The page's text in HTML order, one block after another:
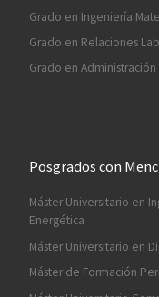
Grado en Ingeniería
Grado en Relaciones
Grado en
Posgrados con
Máster Universitario en
Energética
Máster Universitario en
Máster de Formación